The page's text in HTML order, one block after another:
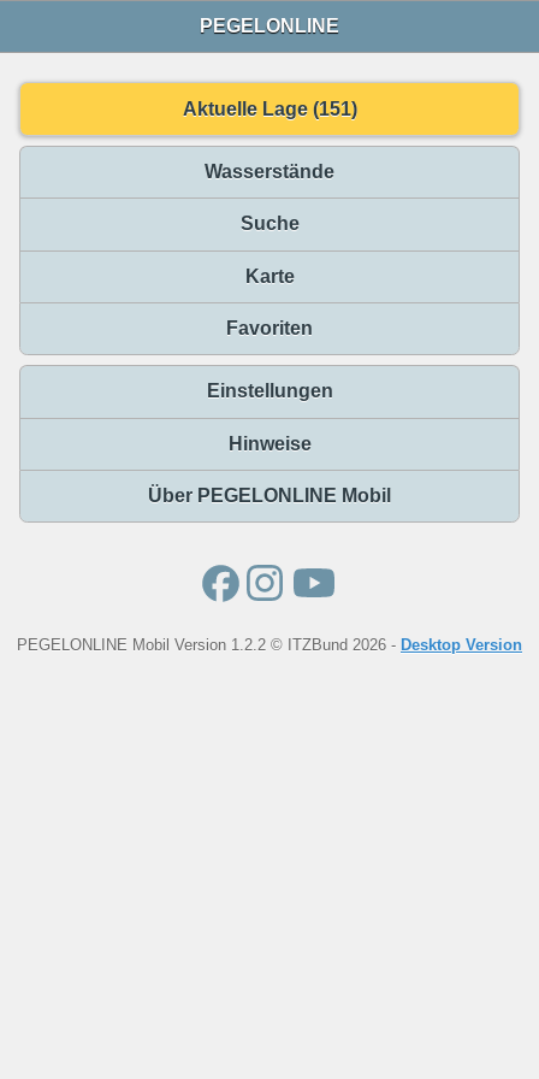
PEGELONLINE
Aktuelle Lage (151)
Wasserstände
Suche
Karte
Favoriten
Einstellungen
Hinweise
Über PEGELONLINE Mobil
PEGELONLINE Mobil Version 1.2.2 © ITZBund 2026 - Desktop Version